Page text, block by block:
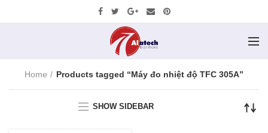
Home Products tagged “Máy đo nhiệt độ TFC 305A”
SHOW SIDEBAR